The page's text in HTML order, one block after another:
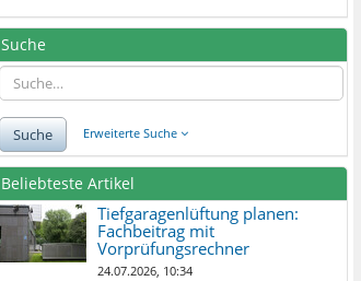
Suche
Suche Erweiterte Suche
Beliebteste Artikel
Tiefgaragenlüftung planen:
Fachbeitrag mit
Vorprüfungsrechner
24.07.2026, 10:34